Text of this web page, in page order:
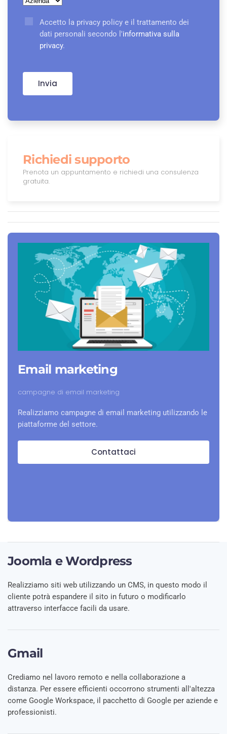
Accetto la privacy policy e il trattamento dei
dati personali secondo l'informativa sulla
privacy.
Invia
Richiedi supporto
Prenota un appuntamento e richiedi una consulenza
gratuita.
Email marketing
campagne di email marketing
Realizziamo campagne di email marketing utilizzando le
piattaforme del settore.
Contattaci
Joomla e Wordpress
Realizziamo siti web utilizzando un CMS, in questo modo il
cliente potrà espandere il sito in futuro o modificarlo
attraverso interfacce facili da usare.
Gmail
Crediamo nel lavoro remoto e nella collaborazione a
distanza. Per essere efficienti occorrono strumenti all'altezza
come Google Workspace, il pacchetto di Google per aziende e
professionisti.